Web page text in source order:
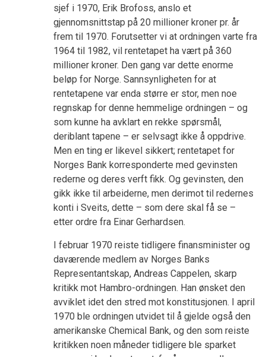
sjef i 1970, Erik Brofoss, anslo et
gjennomsnittstap på 20 millioner kroner pr. år
frem til 1970. Forutsetter vi at ordningen varte fra
1964 til 1982, vil rentetapet ha vært på 360
millioner kroner. Den gang var dette enorme
beløp for Norge. Sannsynligheten for at
rentetapene var enda større er stor, men noe
regnskap for denne hemmelige ordningen – og
som kunne ha avklart en rekke spørsmål,
deriblant tapene – er selvsagt ikke å oppdrive.
Men en ting er likevel sikkert; rentetapet for
Norges Bank korresponderte med gevinsten
rederne og deres verft fikk. Og gevinsten, den
gikk ikke til arbeiderne, men derimot til redernes
konti i Sveits, dette – som dere skal få se –
etter ordre fra Einar Gerhardsen.
I februar 1970 reiste tidligere finansminister og
daværende medlem av Norges Banks
Representantskap, Andreas Cappelen, skarp
kritikk mot Hambro-ordningen. Han ønsket den
avviklet idet den stred mot konstitusjonen. I april
1970 ble ordningen utvidet til å gjelde også den
amerikanske Chemical Bank, og den som reiste
kritikken noen måneder tidligere ble sparket